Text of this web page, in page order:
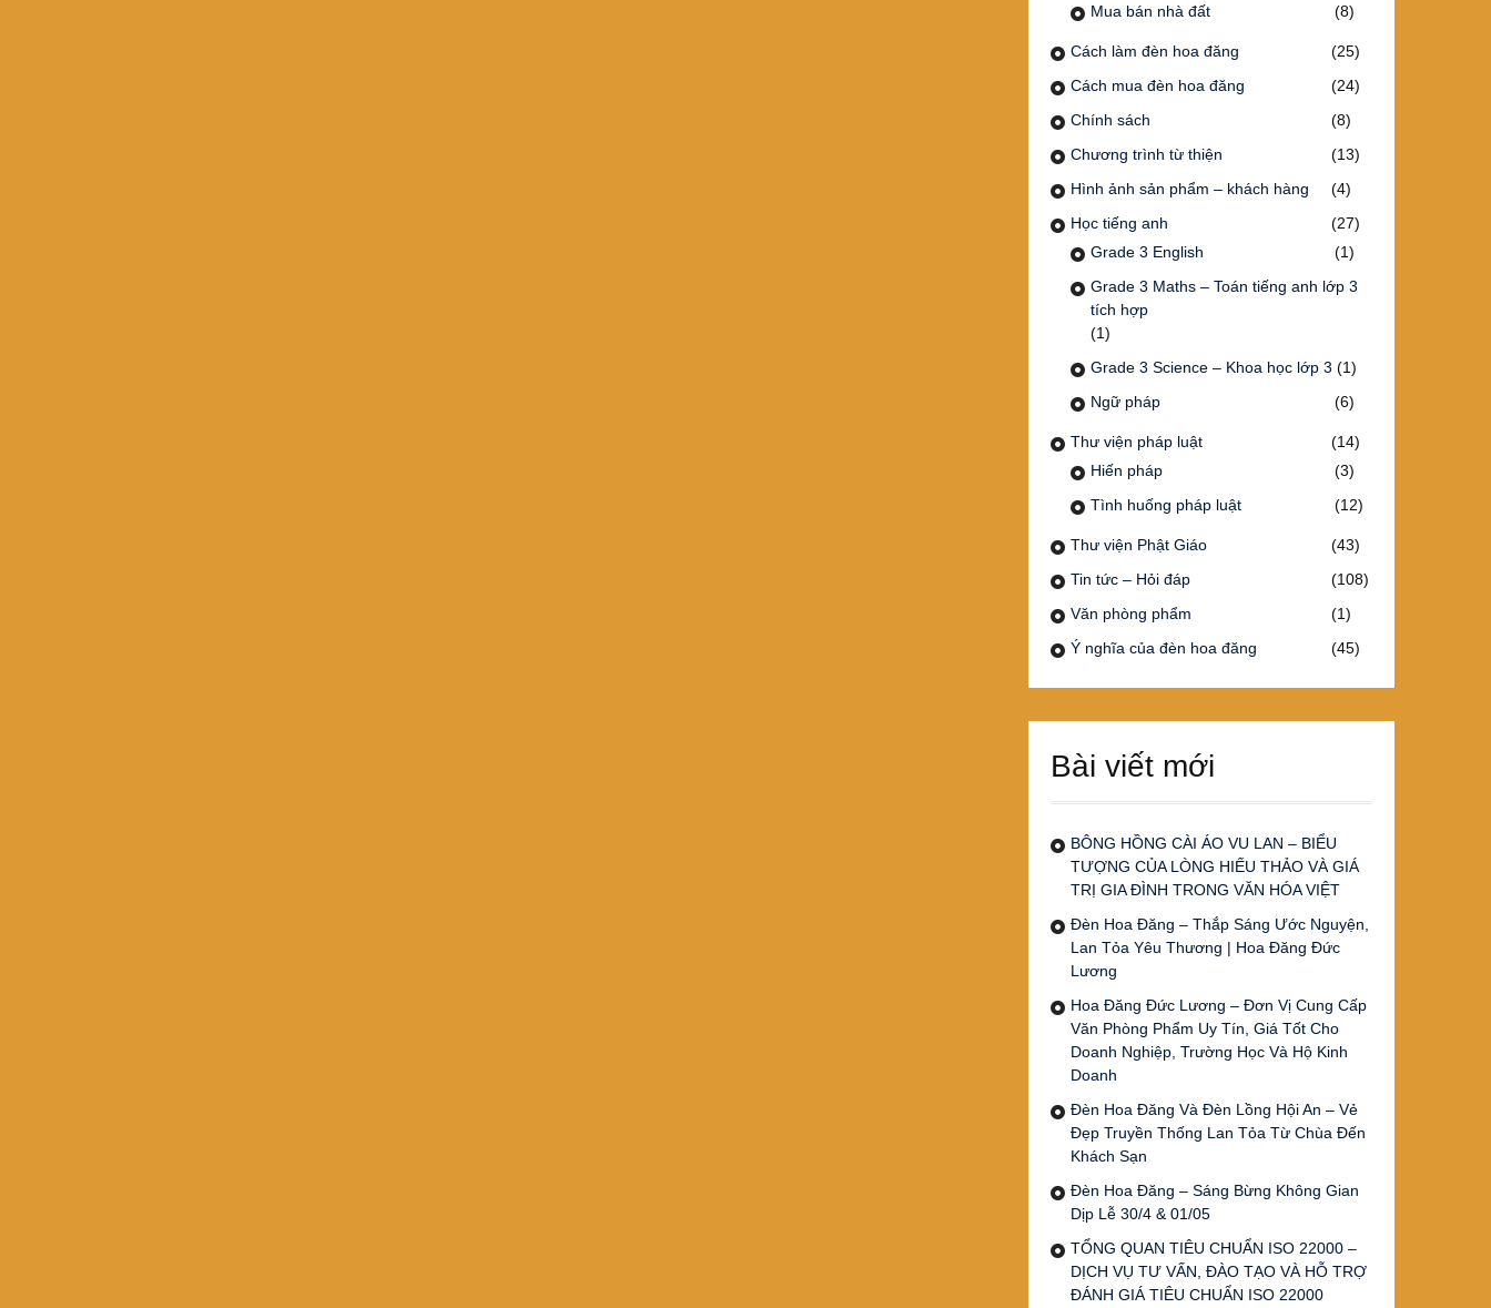
Mua bán nhà đất
(8)
Cách làm đèn hoa đăng
(25)
Cách mua đèn hoa đăng
(24)
Chính sách
(8)
Chương trình từ thiện
(13)
Hình ảnh sản phẩm – khách hàng
(4)
Học tiếng anh
(27)
Grade 3 English
(1)
Grade 3 Maths – Toán tiếng anh lớp 3
tích hợp
(1)
Grade 3 Science – Khoa học lớp 3 (1)
Ngữ pháp
(6)
Thư viện pháp luật
(14)
Hiến pháp
(3)
Tình huống pháp luật
(12)
Thư viện Phật Giáo
(43)
Tin tức – Hỏi đáp
(108)
Văn phòng phẩm
(1)
Ý nghĩa của đèn hoa đăng
(45)
Bài viết mới
BÔNG HỒNG CÀI ÁO VU LAN – BIỂU
TƯỢNG CỦA LÒNG HIẾU THẢO VÀ GIÁ
TRỊ GIA ĐÌNH TRONG VĂN HÓA VIỆT
Đèn Hoa Đăng – Thắp Sáng Ước Nguyện,
Lan Tỏa Yêu Thương | Hoa Đăng Đức
Lương
Hoa Đăng Đức Lương – Đơn Vị Cung Cấp
Văn Phòng Phẩm Uy Tín, Giá Tốt Cho
Doanh Nghiệp, Trường Học Và Hộ Kinh
Doanh
Đèn Hoa Đăng Và Đèn Lồng Hội An – Vẻ
Đẹp Truyền Thống Lan Tỏa Từ Chùa Đến
Khách Sạn
Đèn Hoa Đăng – Sáng Bừng Không Gian
Dịp Lễ 30/4 & 01/05
TỔNG QUAN TIÊU CHUẨN ISO 22000 –
DỊCH VỤ TƯ VẤN, ĐÀO TẠO VÀ HỖ TRỢ
ĐÁNH GIÁ TIÊU CHUẨN ISO 22000